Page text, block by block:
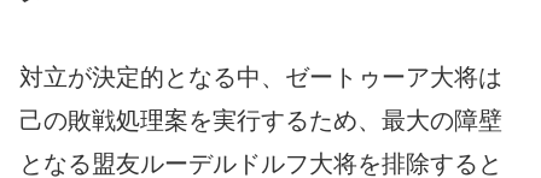
対立が決定的となる中、ゼートゥーア大将は
己の敗戦処理案を実行するため、最大の障壁
となる盟友ルーデルドルフ大将を排除すると